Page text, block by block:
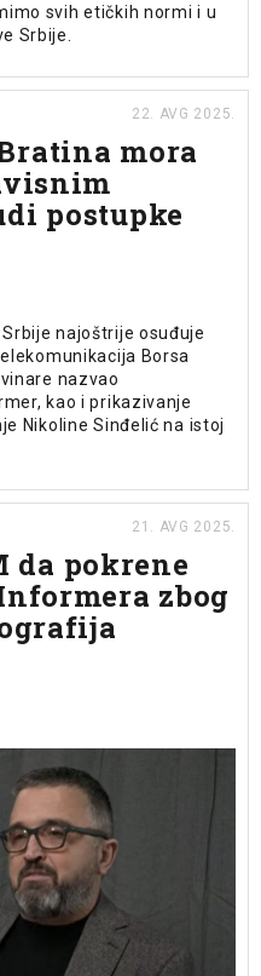
svih etičkih normi i u
Srbije.
22. AVG 2025.
mora
postupke
najoštrije osuđuje
Borsa
nazvao
kao i prikazivanje
Nikoline Sinđelić na istoj
21. AVG 2025.
da pokrene
zbog